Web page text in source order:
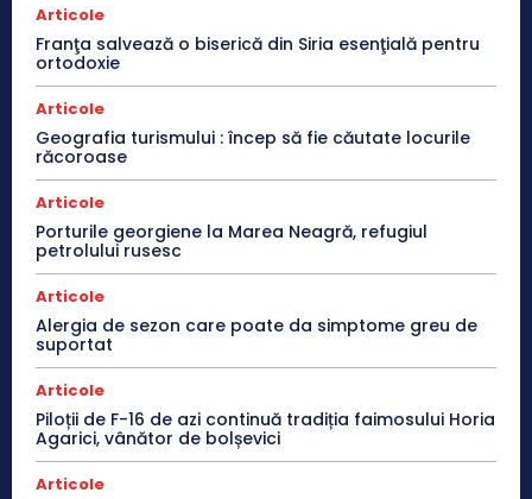
Articole
Franţa salvează o biserică din Siria esenţială pentru
ortodoxie
Articole
Geografia turismului : încep să fie căutate locurile
răcoroase
Articole
Porturile georgiene la Marea Neagră, refugiul
petrolului rusesc
Articole
Alergia de sezon care poate da simptome greu de
suportat
Articole
Piloții de F-16 de azi continuă tradiția faimosului Horia
Agarici, vânător de bolșevici
Articole